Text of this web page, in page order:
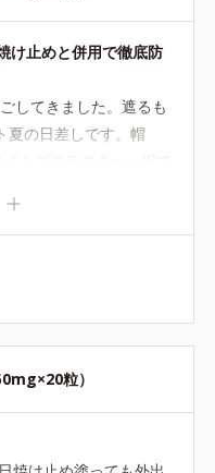
止めと併用で徹底防
してきました。遮るも
夏の日差しです。帽
トプロテクター一択で
ました。 サンピリオド
日焼けダメージが出る
たいので、子供の運動
日中外に居ることが想
2粒、翌朝1粒のサンド
今まで失敗なし、なの
この時期から毎日継続
効果で下からも紫外
夫でした。ちなみに同
粒）